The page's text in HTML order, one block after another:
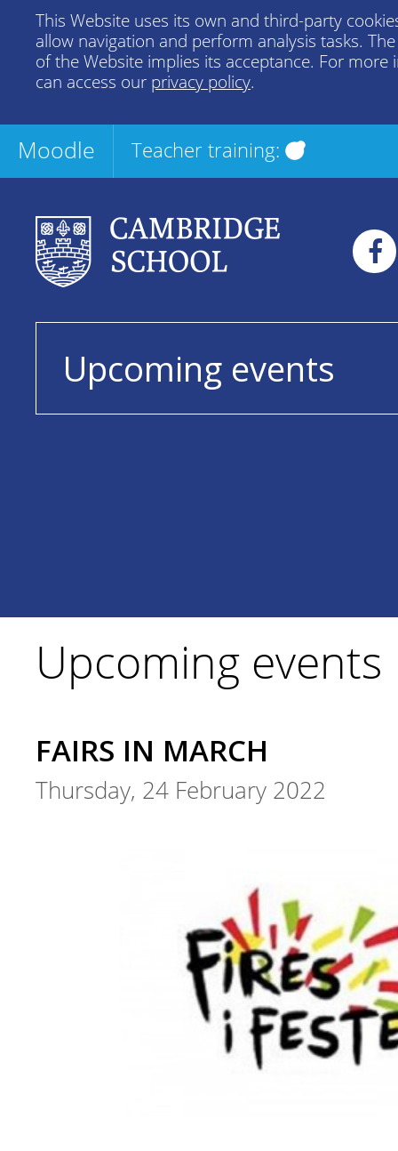
This Website uses its own and third-party
allow navigation and perform analysis tasks.
of the Website implies its acceptance. For more
can access our privacy policy.
Moodle Teacher training:
Upcoming events
Upcoming events
FAIRS IN MARCH
Thursday, 24 February 2022